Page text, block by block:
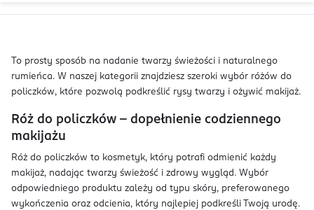
To prosty sposób na nadanie twarzy świeżości i naturalnego
rumieńca. W naszej kategorii znajdziesz szeroki wybór różów do
policzków, które pozwolą podkreślić rysy twarzy i ożywić makijaż.
Róż do policzków – dopełnienie codziennego
makijażu
Róż do policzków to kosmetyk, który potrafi odmienić każdy
makijaż, nadając twarzy świeżość i zdrowy wygląd. Wybór
odpowiedniego produktu zależy od typu skóry, preferowanego
wykończenia oraz odcienia, który najlepiej podkreśli Twoją urodę.